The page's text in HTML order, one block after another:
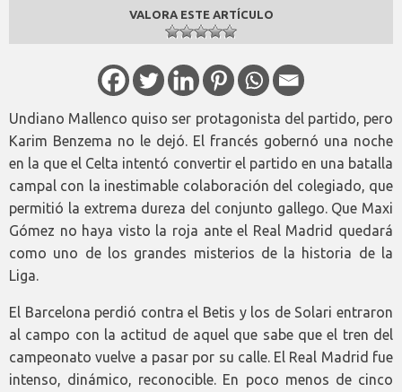
VALORA ESTE ARTÍCULO
Undiano Mallenco quiso ser protagonista del partido, pero
Karim Benzema no le dejó. El francés gobernó una noche
en la que el Celta intentó convertir el partido en una batalla
campal con la inestimable colaboración del colegiado, que
permitió la extrema dureza del conjunto gallego. Que Maxi
Gómez no haya visto la roja ante el Real Madrid quedará
como uno de los grandes misterios de la historia de la
Liga.
El Barcelona perdió contra el Betis y los de Solari entraron
al campo con la actitud de aquel que sabe que el tren del
campeonato vuelve a pasar por su calle. El Real Madrid fue
intenso, dinámico, reconocible. En poco menos de cinco